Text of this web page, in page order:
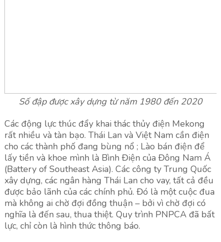
Số đập được xây dựng từ năm 1980 đến 2020
Các động lực thúc đẩy khai thác thủy điện Mekong
rất nhiều và tàn bạo. Thái Lan và Việt Nam cần điện
cho các thành phố đang bùng nổ ; Lào bán điện để
lấy tiền và khoe mình là Bình Điện của Đông Nam Á
(Battery of Southeast Asia). Các công ty Trung Quốc
xây dựng, các ngân hàng Thái Lan cho vay, tất cả đều
được bảo lãnh của các chính phủ. Đó là một cuộc đua
mà không ai chờ đợi đồng thuận – bởi vì chờ đợi có
nghĩa là đến sau, thua thiệt. Quy trình PNPCA đã bất
lực, chỉ còn là hình thức thông báo.